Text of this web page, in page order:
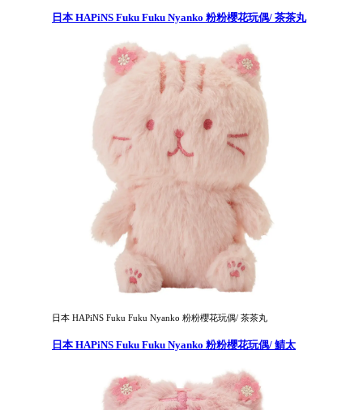
日本 HAPiNS Fuku Fuku Nyanko 粉粉櫻花玩偶/ 茶茶丸
日本 HAPiNS Fuku Fuku Nyanko 粉粉櫻花玩偶/ 茶茶丸
日本 HAPiNS Fuku Fuku Nyanko 粉粉櫻花玩偶/ 鯖太